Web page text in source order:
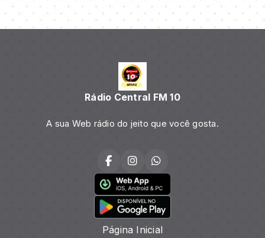
Rádio Central FM 10
A sua Web rádio do jeito que você gosta.
Página Inicial